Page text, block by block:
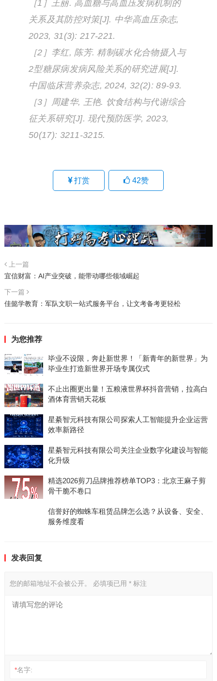
［1］王丽. 高血糖与高血压发病机制的
关系及其防控对策[J]. 中华高血压杂志,
2023, 31(3): 217-221.
［2］李红, 陈芳. 精制碳水化合物摄入与
2型糖尿病发病风险关系的研究进展[J].
中国临床营养杂志, 2024, 32(2): 89-93.
［3］周建华, 王艳. 饮食结构与代谢综合
征关系研究[J]. 现代预防医学, 2023,
50(17): 3211-3215.
打赏 42赞
上一篇
宜信财富：AI产业突破，能带动哪些领域崛起
下一篇
佳懿学教育：军队文职一站式服务平台，让文考备考更轻松
为您推荐
毕业不设限，奔赴新世界！「新青年的新世界」为
毕业生打造新世界开场专属仪式
不止出圈更出量！五粮液世界杯抖音营销，拉高白
酒体育营销天花板
星綦智元科技有限公司探索人工智能提升企业运营
效率新路径
星綦智元科技有限公司关注企业数字化建设与智能
化升级
精选2026剪刀品牌推荐榜单TOP3：北京王麻子剪
骨干脆不卷口
信誉好的蜘蛛车租赁品牌怎么选？从设备、安全、
服务维度看
发表回复
您的邮箱地址不会被公开。 必填项已用 *标注
*名字: